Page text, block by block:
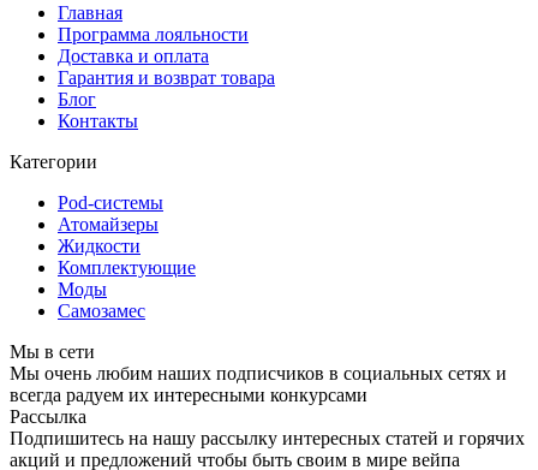
Главная
Программа лояльности
Доставка и оплата
Гарантия и возврат товара
Блог
Контакты
Категории
Pod-системы
Атомайзеры
Жидкости
Комплектующие
Моды
Самозамес
Мы в сети
Мы очень любим наших подписчиков в социальных сетях и
всегда радуем их интересными конкурсами
Рассылка
Подпишитесь на нашу рассылку интересных статей и горячих
акций и предложений чтобы быть своим в мире вейпа